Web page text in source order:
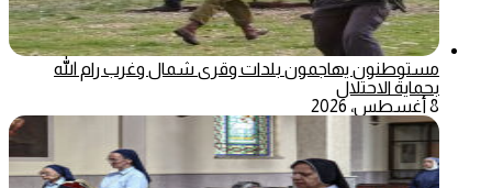
مستوطنون يهاجمون بلدات وقرى شمال وغرب رام الله
بحماية الاحتلال
8 أغسطس، 2026